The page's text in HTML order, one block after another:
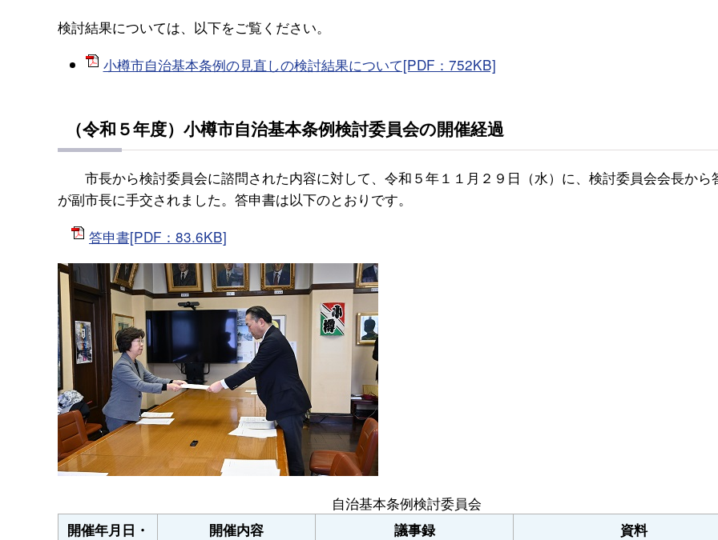
検討結果については、以下をご覧ください。
小樽市自治基本条例の見直しの検討結果について[PDF：752KB]
（令和５年度）小樽市自治基本条例検討委員会の開催経過
市長から検討委員会に諮問された内容に対して、令和５年１１月２９日（水）に、検討委員会会長から
が副市長に手交されました。答申書は以下のとおりです。
答申書[PDF：83.6KB]
自治基本条例検討委員会
開催年月日・
開催内容 議事録 資料